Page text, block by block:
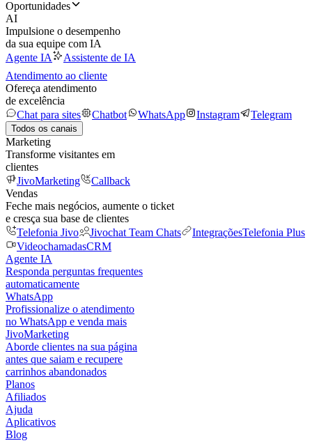
Oportunidades
AI
Impulsione o desempenho
da sua equipe com IA
Agente IA
Assistente de IA
Atendimento ao cliente
Ofereça atendimento
de excelência
Chat para sites
Chatbot WhatsApp Instagram Telegram
Todos os canais
Marketing
Transforme visitantes em
clientes
JivoMarketing
Callback
Vendas
Feche mais negócios, aumente o ticket
e cresça sua base de clientes
Telefonia Jivo
Jivochat Team Chats IntegraçõesTelefonia Plus
VideochamadasCRM
Agente IA
Responda perguntas frequentes
automaticamente
WhatsApp
Profissionalize o atendimento
no WhatsApp e venda mais
JivoMarketing
Aborde clientes na sua página
antes que saiam e recupere
carrinhos abandonados
Planos
Afiliados
Ajuda
Aplicativos
Blog